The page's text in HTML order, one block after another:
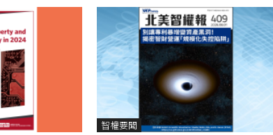
智權要聞